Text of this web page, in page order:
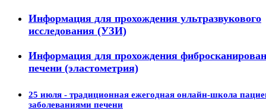
Информация для прохождения ультразвукового
исследования (УЗИ)
Информация для прохождения
печени (эластометрия)
25 июля - традиционная ежегодная онлайн-школа
заболеваниями печени